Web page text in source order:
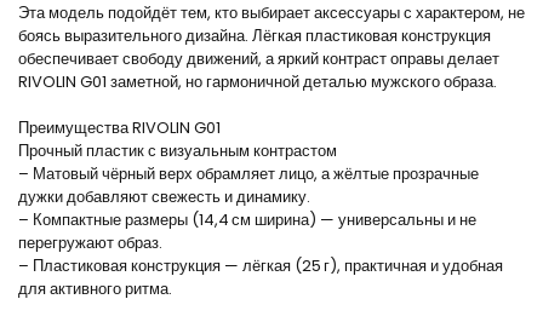
Эта модель подойдёт тем, кто выбирает аксессуары с характером, не
боясь выразительного дизайна. Лёгкая пластиковая конструкция
обеспечивает свободу движений, а яркий контраст оправы делает
RIVOLIN G01 заметной, но гармоничной деталью мужского образа.
Преимущества RIVOLIN G01
Прочный пластик с визуальным контрастом
– Матовый чёрный верх обрамляет лицо, а жёлтые прозрачные
дужки добавляют свежесть и динамику.
– Компактные размеры (14,4 см ширина) — универсальны и не
перегружают образ.
– Пластиковая конструкция — лёгкая (25 г), практичная и удобная
для активного ритма.